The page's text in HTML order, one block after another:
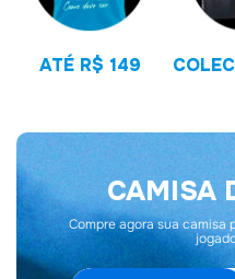
ATÉ R$ 149
CAMISA
Compre agora sua camisa